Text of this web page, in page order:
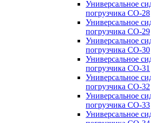
Универсальное
погрузчика CO-28
Универсальное
погрузчика CO-29
Универсальное
погрузчика CO-30
Универсальное
погрузчика CO-31
Универсальное
погрузчика CO-32
Универсальное
погрузчика CO-33
Универсальное